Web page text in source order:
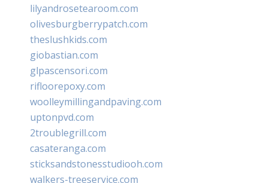
lilyandrosetearoom.com
olivesburgberrypatch.com
theslushkids.com
giobastian.com
glpascensori.com
rifloorepoxy.com
woolleymillingandpaving.com
uptonpvd.com
2troublegrill.com
casateranga.com
sticksandstonesstudiooh.com
walkers-treeservice.com